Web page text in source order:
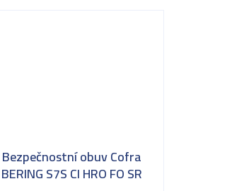
Bezpečnostní obuv Cofra
BERING S7S CI HRO FO SR